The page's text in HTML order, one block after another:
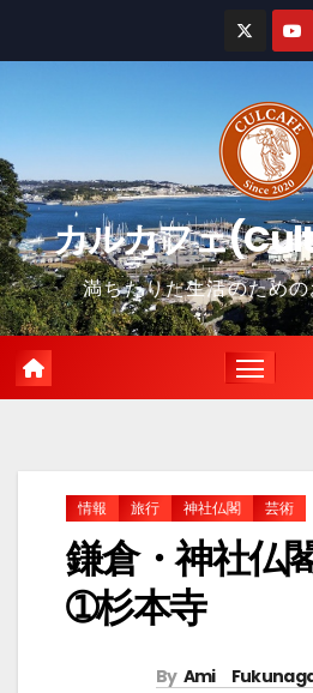
ツ
に
ス
キ
ッ
プ
カルカフェ
満ちたりた生活のため
情報 旅行 神社仏閣 芸術
鎌倉・神社仏
➀杉本寺
By Ami